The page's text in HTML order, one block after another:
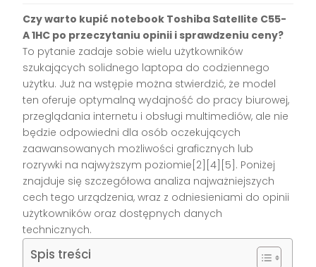
Czy warto kupić notebook Toshiba Satellite C55-
A 1HC po przeczytaniu opinii i sprawdzeniu ceny?
To pytanie zadaje sobie wielu użytkowników
szukających solidnego laptopa do codziennego
użytku. Już na wstępie można stwierdzić, że model
ten oferuje optymalną wydajność do pracy biurowej,
przeglądania internetu i obsługi multimediów, ale nie
będzie odpowiedni dla osób oczekujących
zaawansowanych możliwości graficznych lub
rozrywki na najwyższym poziomie[2][4][5]. Poniżej
znajduje się szczegółowa analiza najważniejszych
cech tego urządzenia, wraz z odniesieniami do opinii
użytkowników oraz dostępnych danych
technicznych.
Spis treści